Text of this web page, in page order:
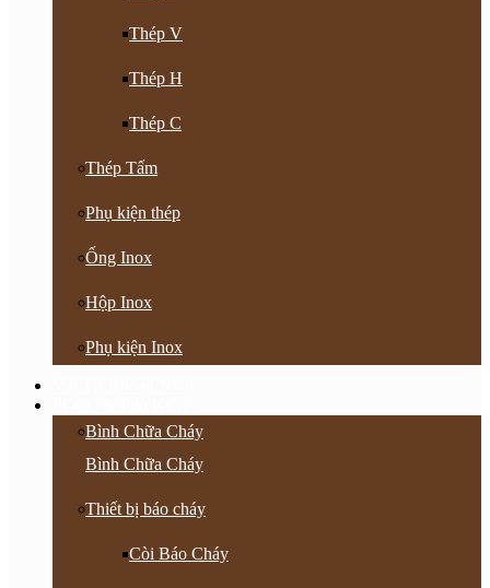
Thép V
Thép H
Thép C
Thép Tấm
Phụ kiện thép
Ống Inox
Hộp Inox
Phụ kiện Inox
Bình Chữa Cháy
Bình Chữa Cháy
Thiết bị báo cháy
Còi Báo Cháy